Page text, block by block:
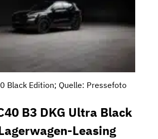
Black Edition; Quelle: Pressefoto
B3 DKG Ultra Black
Leasing